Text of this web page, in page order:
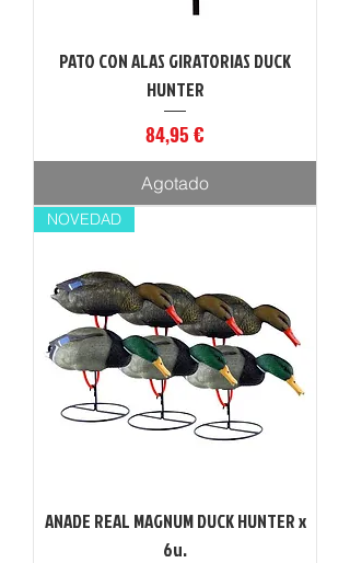
PATO CON ALAS GIRATORIAS DUCK
HUNTER
Precio
84,95 €
Agotado
NOVEDAD
ANADE REAL MAGNUM DUCK HUNTER x
6u.